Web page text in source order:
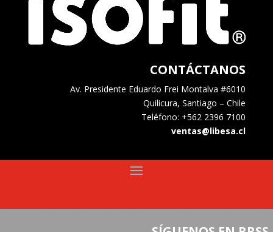
CONTÁCTANOS
Av. Presidente Eduardo Frei Montalva #6010
Quilicura, Santiago – Chile
Teléfono: +562 2396 7100
ventas@libesa.cl